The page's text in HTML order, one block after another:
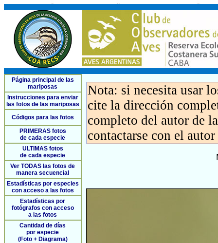
Página principal de las
mariposas
Instrucciones para enviar
las fotos de las mariposas
Códigos para las fotos
PRIMERAS fotos
de cada especie
ULTIMAS fotos
de cada especie
Ver TODAS las fotos de
manera secuencial
Estadísticas por especies
con acceso a las fotos
Estadísticas por
fotógrafos con acceso
a las fotos
Cantidad de días
por especie
(Foto + Diagrama)
Nota: si necesita usar
cite la dirección
completo del autor de
contactarse con el